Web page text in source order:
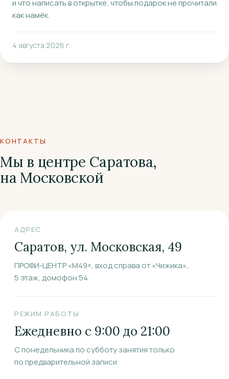
и что написать в открытке, чтобы подарок не прочитали
как намёк.
4 августа 2026 г.
КОНТАКТЫ
Мы в центре Саратова,
на Московской
АДРЕС
Саратов, ул. Московская, 49
ПРОФИ-ЦЕНТР «М49», вход справа от «Чижика»,
5 этаж, домофон 54
РЕЖИМ РАБОТЫ
Ежедневно с 9:00 до 21:00
С понедельника по субботу занятия только
по предварительной записи